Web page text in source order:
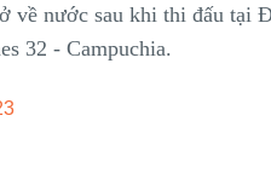
về nước sau khi thi đấu tại
32 - Campuchia.